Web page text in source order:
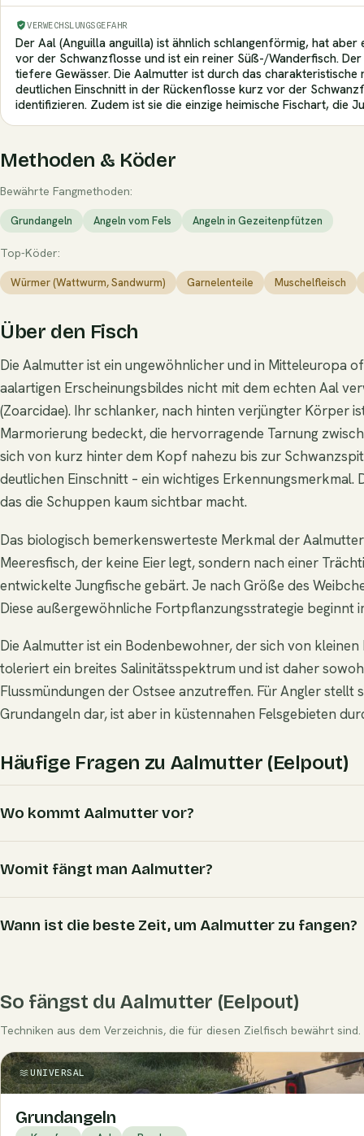
VERWECHSLUNGSGEFAHR
Der Aal (Anguilla anguilla) ist ähnlich schlangenförmig, hat
vor der Schwanzflosse und ist ein reiner Süß-/Wanderfisch.
tiefere Gewässer. Die Aalmutter ist durch das
deutlichen Einschnitt in der Rückenflosse kurz vor der
identifizieren. Zudem ist sie die einzige heimische Fischart, die
Methoden & Köder
Bewährte Fangmethoden:
Grundangeln Angeln vom Fels Angeln in Gezeitenpfützen
Top-Köder:
Würmer (Wattwurm, Sandwurm) Garnelenteile Muschelfleisch
Über den Fisch
Die Aalmutter ist ein ungewöhnlicher und in Mitteleuropa
aalartigen Erscheinungsbildes nicht mit dem echten Aal
(Zoarcidae). Ihr schlanker, nach hinten verjüngter Körper
Marmorierung bedeckt, die hervorragende Tarnung
sich von kurz hinter dem Kopf nahezu bis zur
deutlichen Einschnitt – ein wichtiges
das die Schuppen kaum sichtbar macht.
Das biologisch bemerkenswerteste Merkmal der
Meeresfisch, der keine Eier legt, sondern nach einer
entwickelte Jungfische gebärt. Je nach Größe des
Diese außergewöhnliche Fortpflanzungsstrategie beginnt
Die Aalmutter ist ein Bodenbewohner, der sich von
toleriert ein breites Salinitätsspektrum und ist daher
Flussmündungen der Ostsee anzutreffen. Für Angler stellt
Grundangeln dar, ist aber in küstennahen Felsgebieten
Häufige Fragen zu Aalmutter (Eelpout)
Wo kommt Aalmutter vor?
Womit fängt man Aalmutter?
Wann ist die beste Zeit, um Aalmutter zu fangen?
So fängst du Aalmutter (Eelpout)
Techniken aus dem Verzeichnis, die für diesen Zielfisch bewährt sind.
UNIVERSAL
Grundangeln